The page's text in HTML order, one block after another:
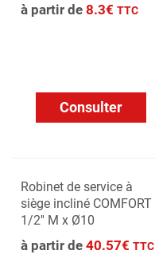
à partir de 8.3€ TTC
Consulter
Robinet de service à
siège incliné COMFORT
1/2'' M x Ø10
à partir de 40.57€ TTC